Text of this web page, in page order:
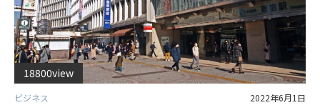
18800view
ビジネス 2022年6月1日